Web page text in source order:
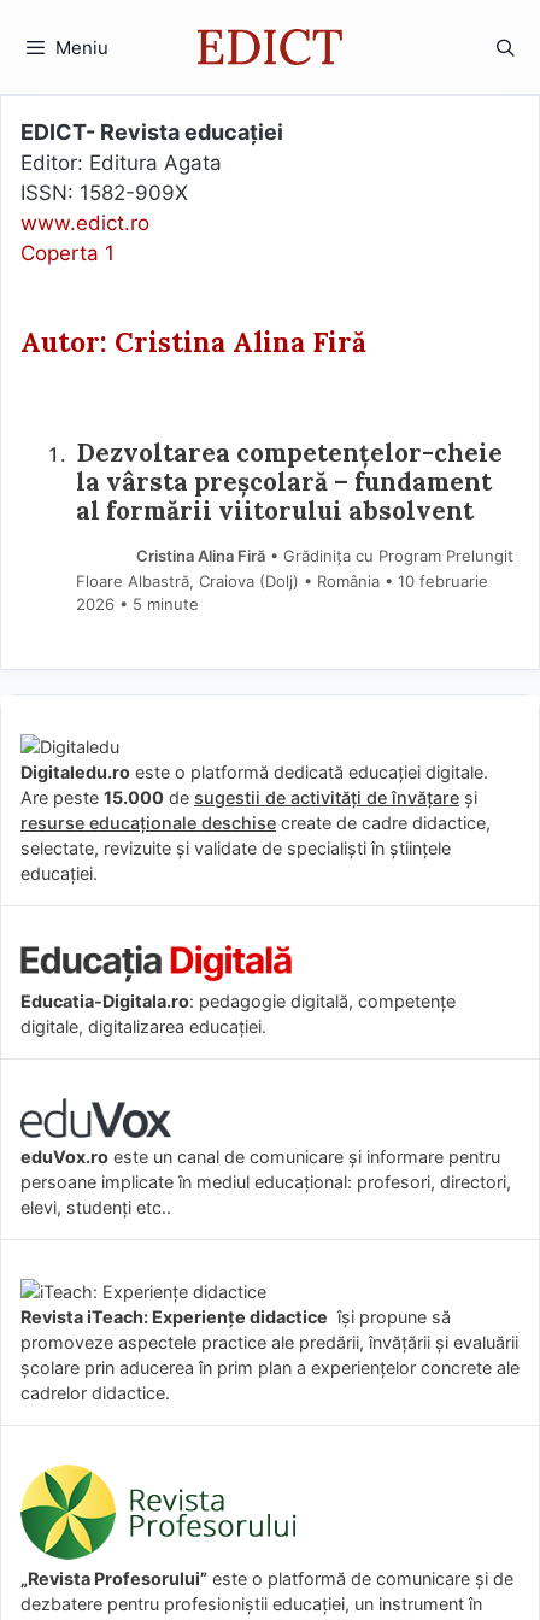
Meniu
EDICT- Revista educației
Editor: Editura Agata
ISSN: 1582-909X
www.edict.ro
Coperta 1
Autor: Cristina Alina Firă
Dezvoltarea competențelor-cheie
la vârsta preșcolară – fundament
al formării viitorului absolvent
Cristina Alina Firă• Grădinița cu Program Prelungit
Floare Albastră, Craiova (Dolj) • România
10 februarie
2026 • 5 minute
Digitaledu.ro este o platformă dedicată educației digitale.
Are peste 15.000 de sugestii de activități de învățare și
resurse educaționale deschise create de cadre didactice,
selectate, revizuite și validate de specialiști în științele
educației.
Educatia-Digitala.ro: pedagogie digitală, competențe
digitale, digitalizarea educației.
eduVox.ro este un canal de comunicare și informare pentru
persoane implicate în mediul educațional: profesori, directori,
elevi, studenți etc..
Revista iTeach: Experienţe didactice îşi propune să
promoveze aspectele practice ale predării, învăţării şi evaluării
şcolare prin aducerea în prim plan a experienţelor concrete ale
cadrelor didactice.
„Revista Profesorului” este o platformă de comunicare și de
dezbatere pentru profesioniștii educației, un instrument în